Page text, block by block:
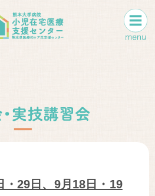
・29日、9月18日・19